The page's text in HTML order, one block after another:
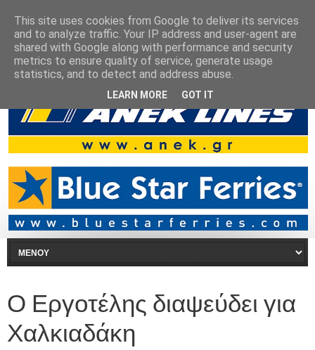
Ο Εργοτέλης διαψεύδει για
Χαλκιαδάκη
This site uses cookies from Google to deliver its services
and to analyze traffic. Your IP address and user-agent are
shared with Google along with performance and security
metrics to ensure quality of service, generate usage
statistics, and to detect and address abuse.
LEARN MORE GOT IT